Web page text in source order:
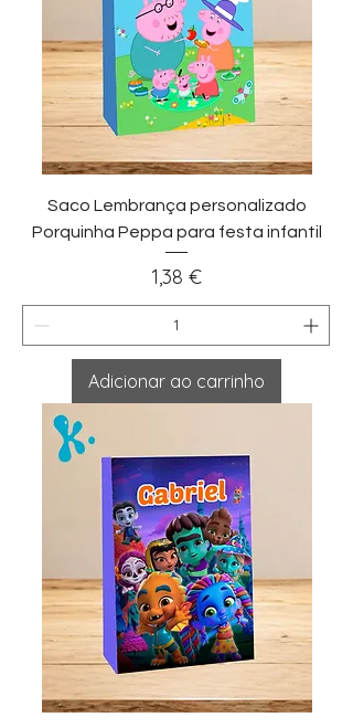
Saco Lembrança personalizado
Porquinha Peppa para festa infantil
Preço
1,38 €
Adicionar ao carrinho